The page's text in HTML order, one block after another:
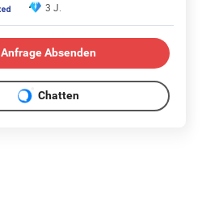
3 J.
Anfrage Absenden
Chatten